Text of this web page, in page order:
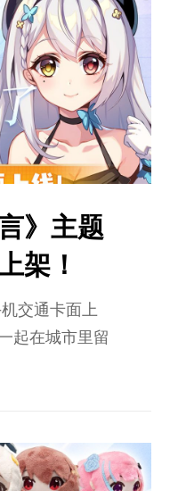
》主题
架！
交通卡面上
起在城市里留